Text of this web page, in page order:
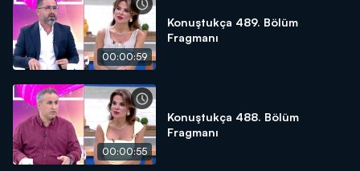
00:00:59
Konuştukça 489. Bölüm
Fragmanı
00:00:55
Konuştukça 488. Bölüm
Fragmanı